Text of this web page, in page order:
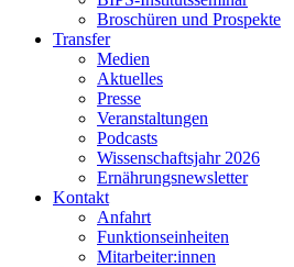
Broschüren und Prospekte
Transfer
Medien
Aktuelles
Presse
Veranstaltungen
Podcasts
Wissenschaftsjahr 2026
Ernährungsnewsletter
Kontakt
Anfahrt
Funktionseinheiten
Mitarbeiter:innen